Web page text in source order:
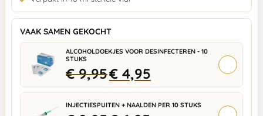
VAAK SAMEN GEKOCHT
ALCOHOLDOEKJES VOOR DESINFECTEREN - 10
STUKS
€9,95€ 4,95
INJECTIESPUITEN + NAALDEN PER 10 STUKS